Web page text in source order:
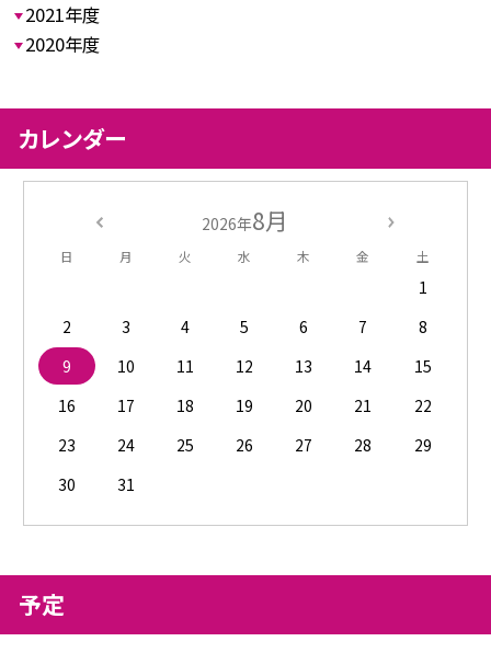
2021年度
2020年度
カレンダー
2026年8月
日 月 火 水 木 金 土
1
2
3 4 5 6 7
8
9
10 11 12 13 14
15
16
17 18 19 20 21
22
23
24 25 26 27 28
29
30
31
予定